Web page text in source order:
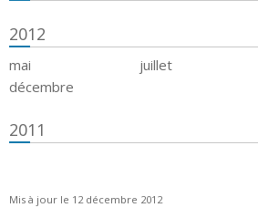
2012
mai juillet
décembre
2011
Mis à jour le 12 décembre 2012